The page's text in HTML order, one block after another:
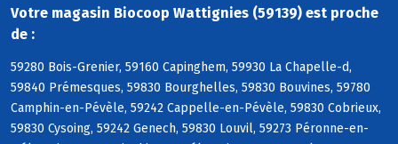
Votre magasin Biocoop Wattignies (59139) est proche
de :
59280 Bois-Grenier, 59160 Capinghem, 59930 La Chapelle-d,
59840 Prémesques, 59830 Bourghelles, 59830 Bouvines, 59780
Camphin-en-Pévèle, 59242 Cappelle-en-Pévèle, 59830 Cobrieux,
59830 Cysoing, 59242 Genech, 59830 Louvil, 59273 Péronne-en-